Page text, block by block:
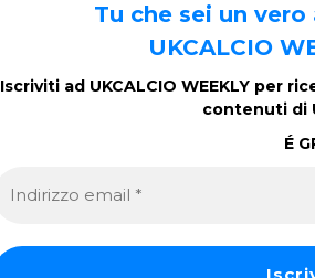
Tu che sei un
UKCALCIO
Iscriviti ad UKCALCIO WEEKLY per
contenuti di
É